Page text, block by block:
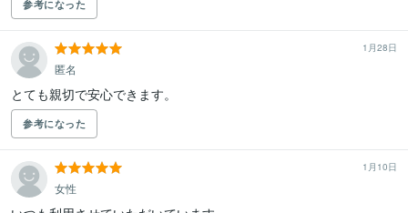
参考になった
1月28日
匿名
とても親切で安心できます。
参考になった
1月10日
女性